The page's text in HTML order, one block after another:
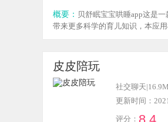
概要： 贝舒眠宝宝哄睡app这是
带来更多科学的育儿知识，本应
皮皮陪玩
社交聊天|
更新时间：
评分：